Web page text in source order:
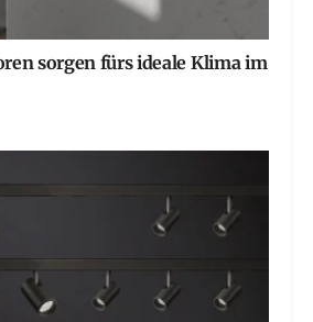
sorgen fürs ideale Klima im